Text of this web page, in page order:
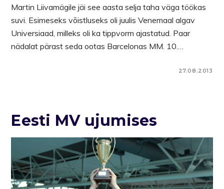
Martin Liivamägile jäi see aasta selja taha väga töökas
suvi. Esimeseks võistluseks oli juulis Venemaal algav
Universiaad, milleks oli ka tippvorm ajastatud. Paar
nädalat pärast seda ootas Barcelonas MM. 10.…
27.08.2013
Eesti MV ujumises